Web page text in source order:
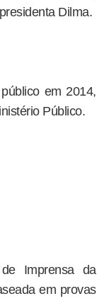
Dilma.
em 2014,
Público.
Imprensa da
em provas